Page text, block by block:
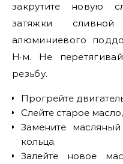
закрутите новую
затяжки
алюминиевого
Н·м. Не
резьбу.
Прогрейте
Слейте старое
Замените
кольца.
Залейте новое